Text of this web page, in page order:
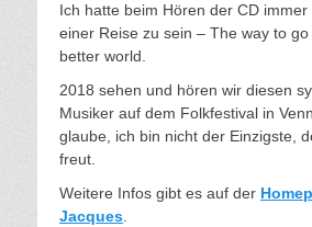
Ich hatte beim Hören der CD
einer Reise zu sein – The way to
better world.
2018 sehen und hören wir diesen
Musiker auf dem Folkfestival in
glaube, ich bin nicht der Einzigste,
freut.
Weitere Infos gibt es auf der
Jacques